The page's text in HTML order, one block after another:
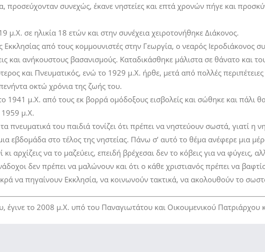
συνεχώς, έκανε νηστείες και επτά χρονών πήγε και
σε ηλικία 18 ετών και στην συνέχεια χειροτονήθηκε Διάκονος.
Εκκλησίας από τους κομμουνιστές στην Γεωργία, ο νεαρός Ιεροδιάκονος
και ανήκουστους βασανισμούς. Καταδικάσθηκε μάλιστα σε θάνατο και
και Πνευματικός, ενώ το 1929 μ.Χ. ήρθε, μετά από πολλές
οκτώ χρόνια της ζωής του.
1941 μ.Χ. από τους εκ βορρά ομόδοξους εισβολείς και σώθηκε και πάλι
1959 μ.Χ.
του παιδιά τονίζει ότι πρέπει να νηστεύουν σωστά, γιατί η
εβδομάδα στο τέλος της νηστείας. Πάνω σ’ αυτό το θέμα ανέφερε μια
αρχίζεις να το μαζεύεις, επειδή βρέχεσαι δεν το κόβεις για να φύγεις,
δεν πρέπει να μαλώνουν και ότι ο κάθε χριστιανός πρέπει να
να πηγαίνουν Εκκλησία, να κοινωνούν τακτικά, να ακολουθούν το
έγινε το 2008 μ.Χ. υπό του Παναγιωτάτου και Οικουμενικού